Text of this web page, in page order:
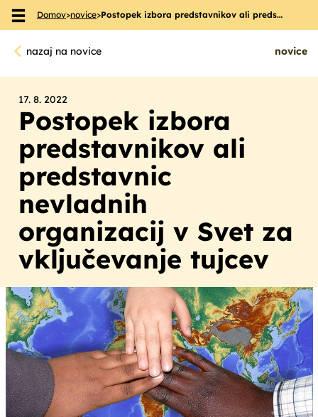
Skoči na vsebino
Domov>novice>Postopek izbora predstavnikov ali preds…
nazaj na novice novice
17. 8. 2022
Postopek izbora
predstavnikov ali
predstavnic
nevladnih
organizacij v Svet za
vključevanje tujcev